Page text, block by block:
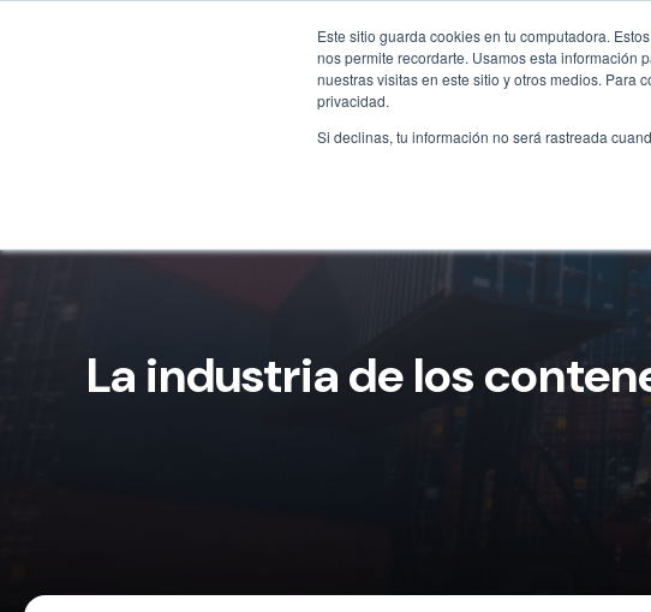
Este sitio guarda cookies en tu computadora.
nos permite recordarte. Usamos esta información
nuestras visitas en este sitio y otros medios. Para
privacidad.
Si declinas, tu información no será rastreada
La industria de los